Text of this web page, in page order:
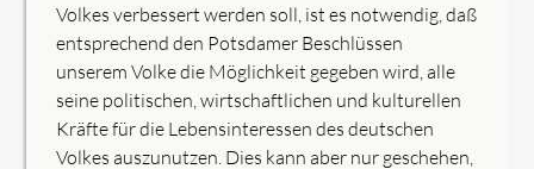
Volkes verbessert werden soll, ist es notwendig, daß
entsprechend den Potsdamer Beschlüssen
unserem Volke die Möglichkeit gegeben wird, alle
seine politischen, wirtschaftlichen und kulturellen
Kräfte für die Lebensinteressen des deutschen
Volkes auszunutzen. Dies kann aber nur geschehen,